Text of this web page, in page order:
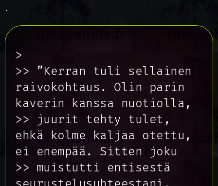
.
>
>> ”Kerran tuli sellainen
raivokohtaus. Olin parin
kaverin kanssa nuotiolla,
>> juurit tehty tulet,
ehkä kolme kaljaa otettu,
ei enempää. Sitten joku
>> muistutti entisestä